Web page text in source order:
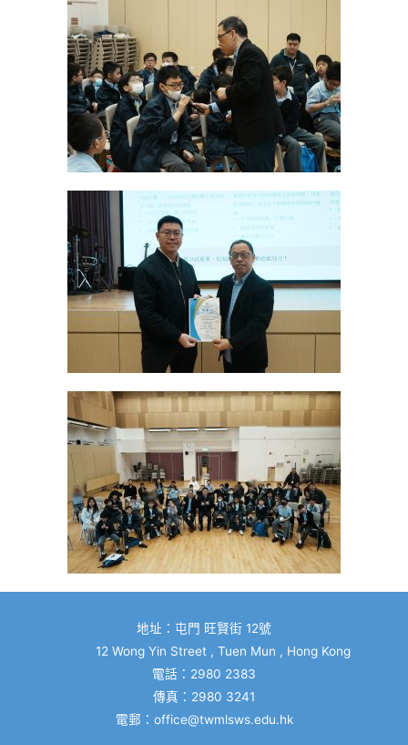
地址：屯門 旺賢街 12號
12 Wong Yin Street , Tuen Mun , Hong Kong
電話：2980 2383
傳真：2980 3241
電郵： office@twmlsws.edu.hk